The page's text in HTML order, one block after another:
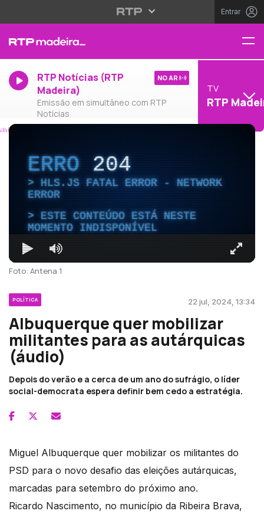
Entrar
RTP Notícias (RTP
Madeira)
Emissão em simultâneo com RTP
Notícias
NO AR
TV
RTP
ERRO204
HLS.JS FATAL ERROR - NETWORK
ERROR
ESTE CONTEÚDO ESTÁ NESTE
MOMENTO INDISPONÍVEL
Foto: Antena 1
POLÍTICA 22 jul, 2024, 13:34
Albuquerque quer mobilizar
militantes para as autárquicas
(áudio)
Depois do verão e a cerca de um ano do sufrágio, o líder
social-democrata espera definir bem cedo a estratégia.
Miguel Albuquerque quer mobilizar os militantes do
PSD para o novo desafio das eleições autárquicas,
marcadas para setembro do próximo ano.
Ricardo Nascimento, no município da Ribeira Brava,